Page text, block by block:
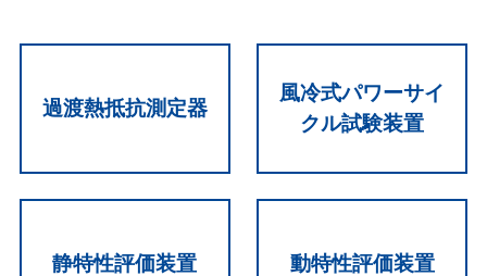
過渡熱抵抗測定器
風冷式パワーサイ
クル試験装置
静特性評価装置 動特性評価装置